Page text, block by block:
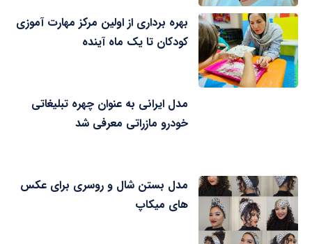
بهره برداری از اولین مرکز مهارت آموزی
کودکان تا یک ماه آینده
مدل ایرانی به عنوان چهره تبلیغاتی
خودرو مازراتی معرفی شد
مدل بستن شال و روسری برای عکس
های میکاپ